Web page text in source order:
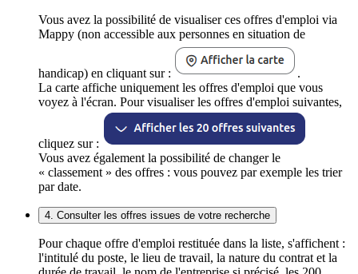
Vous avez la possibilité de visualiser ces offres d'emploi via
Mappy (non accessible aux personnes en situation de
handicap) en cliquant sur :
.
La carte affiche uniquement les offres d'emploi que vous
voyez à l'écran. Pour visualiser les offres d'emploi suivantes,
cliquez sur :
Vous avez également la possibilité de changer le
« classement » des offres : vous pouvez par exemple les trier
par date.
4. Consulter les offres issues de votre recherche
Pour chaque offre d'emploi restituée dans la liste, s'affichent :
l'intitulé du poste, le lieu de travail, la nature du contrat et la